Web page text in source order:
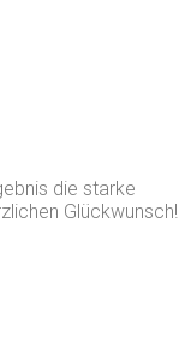
die starke
Glückwunsch!